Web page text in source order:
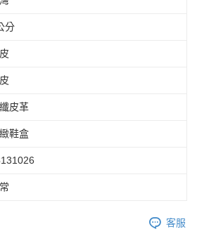
分
皮革
鞋盒
客服